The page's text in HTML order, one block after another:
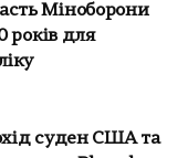
Міноборони
років для
суден США та